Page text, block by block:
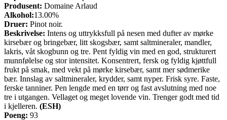
Produsent: Domaine Arlaud
Alkohol:13.00%
Druer: Pinot noir.
Beskrivelse: Intens og uttrykksfull på nesen med dufter av mørke
kirsebær og bringebær, litt skogsbær, samt saltmineraler, mandler,
lakris, våt skogbunn og tre. Pent fyldig vin med en god, strukturert
munnfølelse og stor intensitet. Konsentrert, fersk og fyldig kjøttfull
frukt på smak, med vekt på mørke kirsebær, samt mer sødmerike
bær. Innslag av saltmineraler, krydder, samt nyper. Frisk syre. Faste,
ferske tanniner. Pen lengde med en tørr og fast avslutning med noe
tre i utgangen. Vellaget og meget lovende vin. Trenger godt med tid
i kjelleren. (ESH)
Poeng: 93